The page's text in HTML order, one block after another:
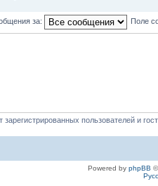
за: Поле
пользователей и
Powered by phpBB